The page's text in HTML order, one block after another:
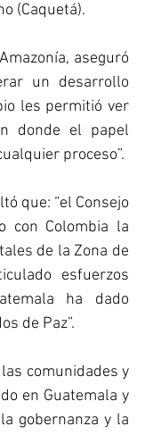
(Caquetá).
aseguró
un desarrollo
les permitió ver
donde el papel
proceso”.
que: “el Consejo
con Colombia la
de la Zona de
esfuerzos
ha dado
de Paz”.
comunidades y
en Guatemala y
gobernanza y la